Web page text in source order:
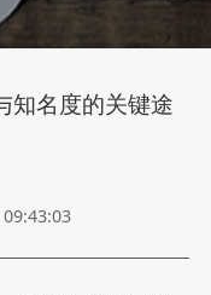
资讯
知名度的关键途